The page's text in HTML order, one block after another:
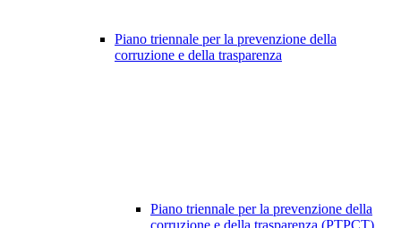
Piano triennale per la prevenzione della
corruzione e della trasparenza
Piano triennale per la prevenzione della